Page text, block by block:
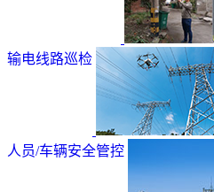
输电线路巡检
人员/车辆安全管控